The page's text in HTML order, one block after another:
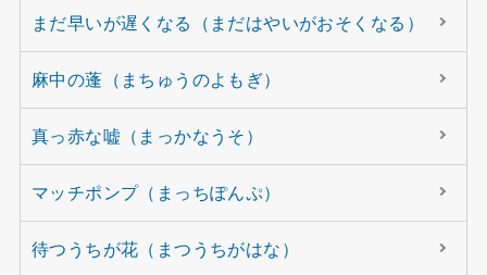
まだ早いが遅くなる（まだはやいがおそくなる）
麻中の蓬（まちゅうのよもぎ）
真っ赤な嘘（まっかなうそ）
マッチポンプ（まっちぽんぷ）
待つうちが花（まつうちがはな）